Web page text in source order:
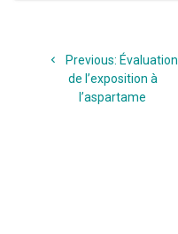
Navigation
l’article
Previous: Previous
post:
Évaluation
de l’exposition à
l’aspartame